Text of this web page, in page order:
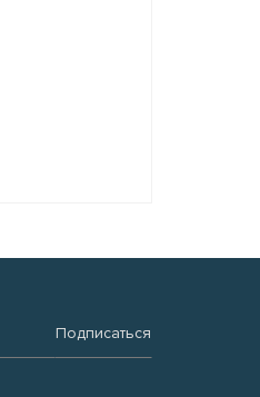
Подписаться